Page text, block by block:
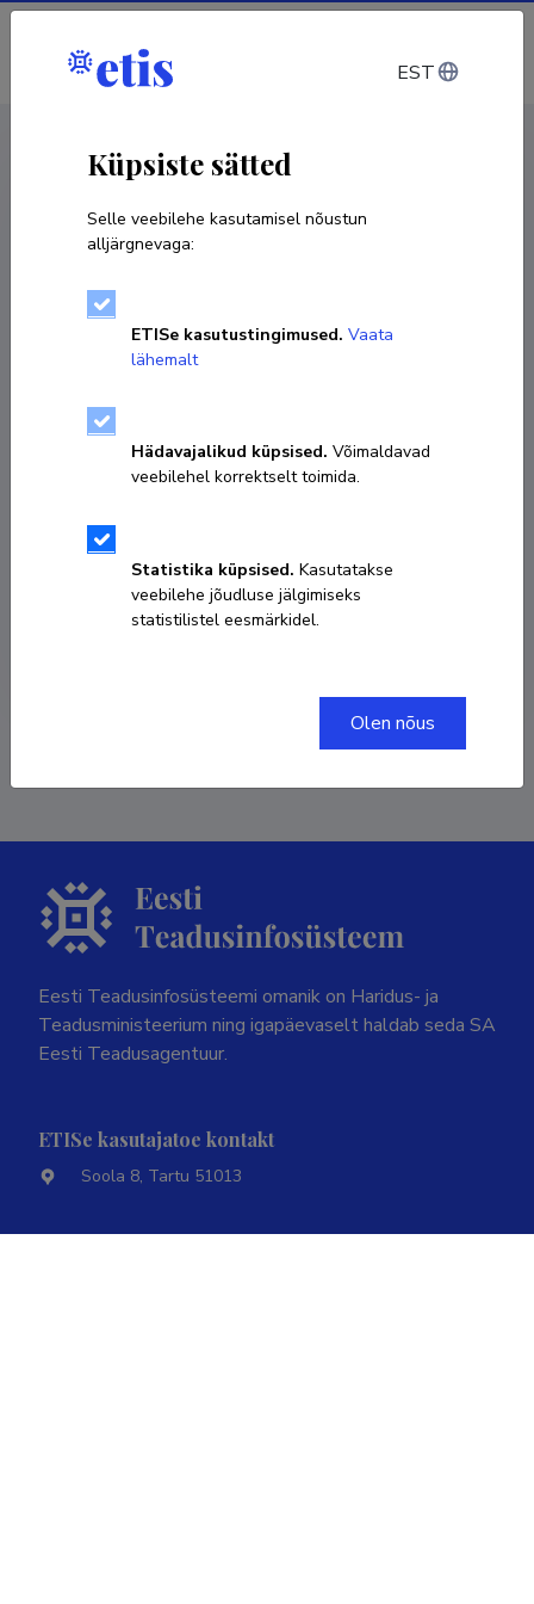
Sisene
KOPEERI LINK
Eesti Teadusinfosüsteemi omanik on Haridus- ja
Teadusministeerium ning igapäevaselt haldab seda SA
Eesti Teadusagentuur.
ETISe kasutajatoe kontakt
Soola 8, Tartu 51013
EST
Küpsiste sätted
Selle veebilehe kasutamisel nõustun
alljärgnevaga:
ETISe kasutustingimused. Vaata
lähemalt
Hädavajalikud küpsised. Võimaldavad
veebilehel korrektselt toimida.
Statistika küpsised. Kasutatakse
veebilehe jõudluse jälgimiseks
statistilistel eesmärkidel.
Olen nõus